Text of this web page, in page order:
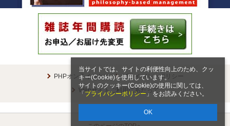
当サイトでは、サイトの利便性向上のため、クッ
キー(Cookie)を使用しています。
サイトのクッキー(Cookie)の使用に関しては、
「 プライバシーポリシー 」をお読みください。
OK
PHPオンラインとは
プライバシーポリシー
Webサイトご利用にあたって